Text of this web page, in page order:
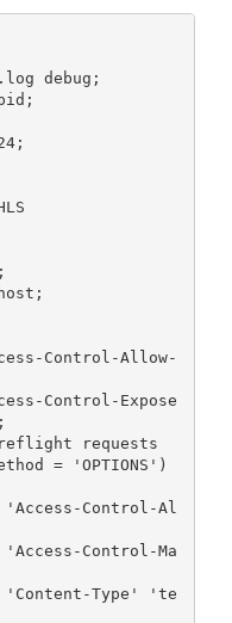
log debug ;
;
;
;
;
Control-Allow-
Control-Expose
;
requests
= 'OPTIONS' )
'Access-Control-Al
'Access-Control-Ma
'Content-Type'
'te